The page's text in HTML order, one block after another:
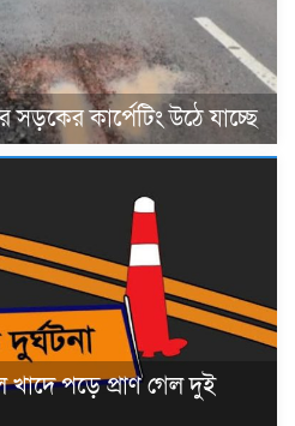
সড়কের কার্পেটিং উঠে যাচ্ছে
খাদে পড়ে প্রাণ গেল দুই